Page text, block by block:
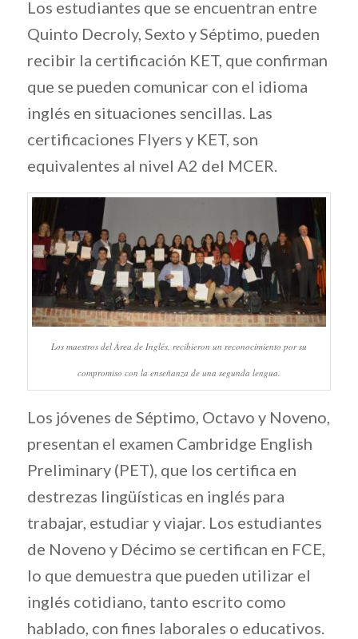
Los estudiantes que se encuentran entre
Quinto Decroly, Sexto y Séptimo, pueden
recibir la certificación KET, que confirman
que se pueden comunicar con el idioma
inglés en situaciones sencillas. Las
certificaciones Flyers y KET, son
equivalentes al nivel A2 del MCER.
Los maestros del Área de Inglés, recibieron un reconocimiento por su
compromiso con la enseñanza de una segunda lengua.
Los jóvenes de Séptimo, Octavo y Noveno,
presentan el examen Cambridge English
Preliminary (PET), que los certifica en
destrezas lingüísticas en inglés para
trabajar, estudiar y viajar. Los estudiantes
de Noveno y Décimo se certifican en FCE,
lo que demuestra que pueden utilizar el
inglés cotidiano, tanto escrito como
hablado, con fines laborales o educativos.